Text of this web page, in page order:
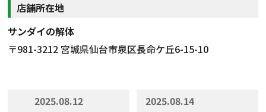
店舗所在地
サンダイの解体
〒981-3212 宮城県仙台市泉区長命ケ丘6-15-10
2025.08.12
2025.08.14